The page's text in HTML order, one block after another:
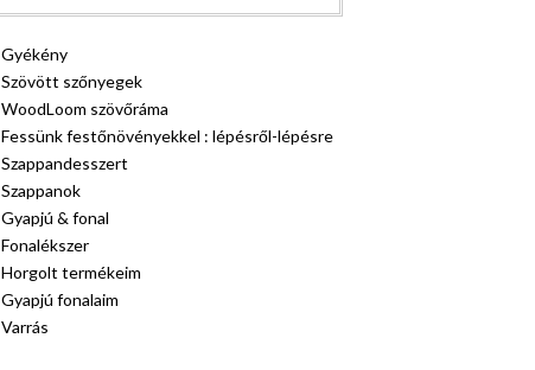
Gyékény
Szövött szőnyegek
WoodLoom szövőráma
Fessünk festőnövényekkel : lépésről-lépésre
Szappandesszert
Szappanok
Gyapjú & fonal
Fonalékszer
Horgolt termékeim
Gyapjú fonalaim
Varrás